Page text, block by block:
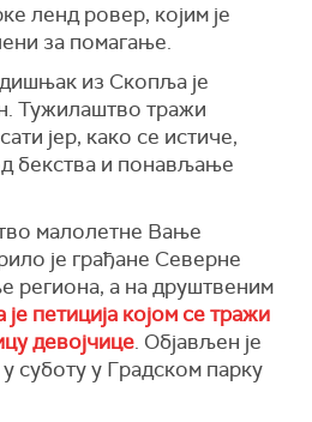
ленд ровер, којим је
за помагање.
из Скопља је
Тужилаштво тражи
јер, како се истиче,
бекства и понављање
малолетне Вање
је грађане Северне
региона, а на друштвеним
је петиција којом се тражи
девојчице. Објављен је
суботу у Градском парку